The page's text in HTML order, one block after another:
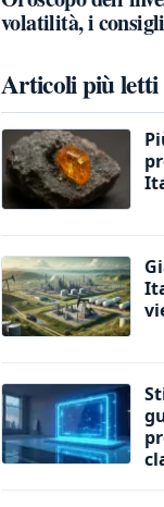
volatilità, i
Articoli più letti